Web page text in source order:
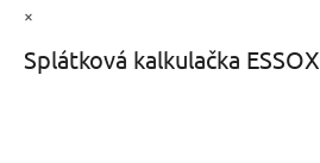
×
Splátková kalkulačka ESSOX